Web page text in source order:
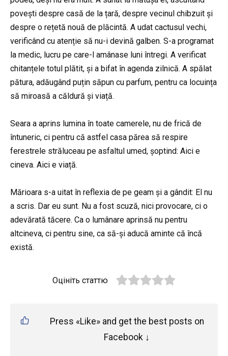
povești despre casă de la țară, despre vecinul chibzuit și
despre o rețetă nouă de plăcintă. A udat cactusul vechi,
verificând cu atenție să nu-i devină galben. S-a programat
la medic, lucru pe care-l amânase luni întregi. A verificat
chitanțele totul plătit, și a bifat în agenda zilnică. A spălat
pătura, adăugând puțin săpun cu parfum, pentru ca locuința
să miroasă a căldură și viață.
Seara a aprins lumina în toate camerele, nu de frică de
întuneric, ci pentru că astfel casa părea să respire
ferestrele străluceau pe asfaltul umed, șoptind: Aici e
cineva. Aici e viață.
Mărioara s-a uitat în reflexia de pe geam și a gândit: El nu
a scris. Dar eu sunt. Nu a fost scuză, nici provocare, ci o
adevărată tăcere. Ca o lumânare aprinsă nu pentru
altcineva, ci pentru sine, ca să-și aducă aminte că încă
există.
Оцініть статтю
Press «Like» and get the best posts on
Facebook ↓